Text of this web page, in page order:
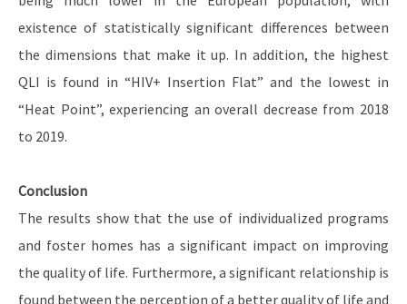
existence of statistically significant differences between
the dimensions that make it up. In addition, the highest
QLI is found in “HIV+ Insertion Flat” and the lowest in
“Heat Point”, experiencing an overall decrease from 2018
to 2019.
Conclusion
The results show that the use of individualized programs
and foster homes has a significant impact on improving
the quality of life. Furthermore, a significant relationship is
found between the perception of a better quality of life and